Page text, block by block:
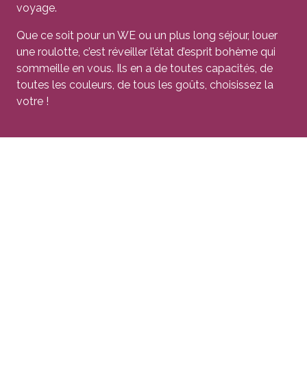
voyage.
Que ce soit pour un WE ou un plus long séjour, louer
une roulotte, c’est réveiller l’état d’esprit bohème qui
sommeille en vous. Ils en a de toutes capacités, de
toutes les couleurs, de tous les goûts, choisissez la
votre !